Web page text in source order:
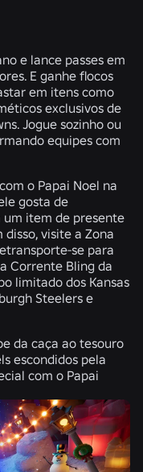
e lance passes em
E ganhe flocos
em itens como
exclusivos de
Jogue sozinho ou
equipes com
o Papai Noel na
gosta de
um item de presente
visite a Zona
se para
Corrente Bling da
limitado dos Kansas
Steelers e
da caça ao tesouro
escondidos pela
com o Papai